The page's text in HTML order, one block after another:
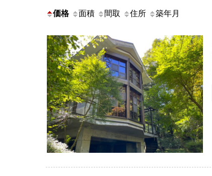
価格 面積 間取 住所 築年月